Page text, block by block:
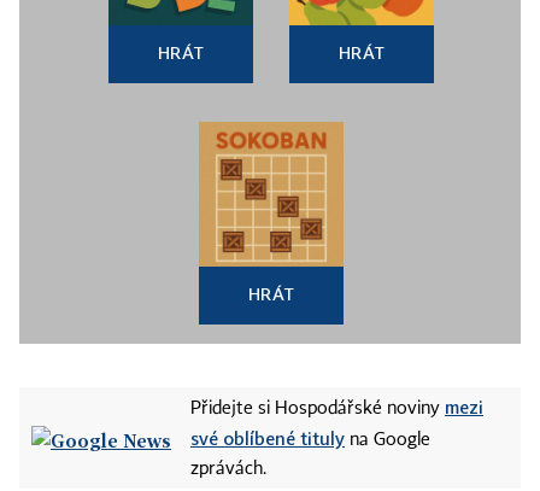
HRÁT HRÁT
HRÁT
Přidejte si Hospodářské noviny mezi
své oblíbené tituly na Google
zprávách.